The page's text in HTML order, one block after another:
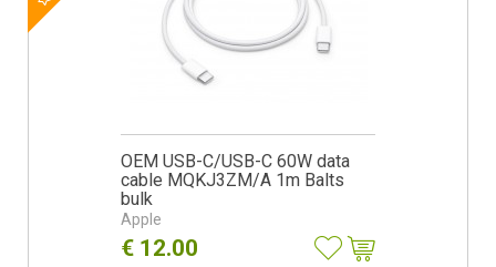
OEM USB-C/USB-C 60W data
cable MQKJ3ZM/A 1m Balts
bulk
Apple
€ 12.00